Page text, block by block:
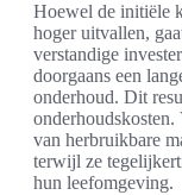
Hoewel de initiële
hoger uitvallen,
verstandige
doorgaans een
onderhoud. Dit
van herbruikbare
terwijl ze
hun leefomgeving.